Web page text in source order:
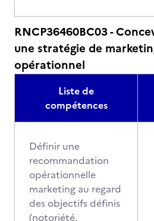
RNCP36460BC03 -
une stratégie de
opérationnel
Liste de
compétences
Définir une
recommandation
opérationnelle
marketing au regard
des objectifs définis
(notoriété,